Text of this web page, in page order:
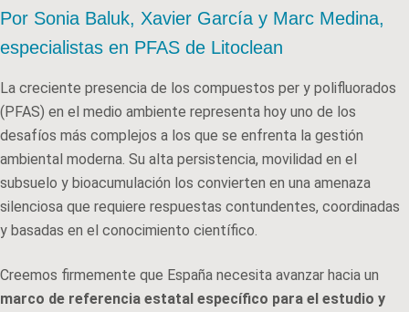
Por Sonia Baluk, Xavier García y Marc Medina,
especialistas en PFAS de Litoclean
La creciente presencia de los compuestos per y polifluorados
(PFAS) en el medio ambiente representa hoy uno de los
desafíos más complejos a los que se enfrenta la gestión
ambiental moderna. Su alta persistencia, movilidad en el
subsuelo y bioacumulación los convierten en una amenaza
silenciosa que requiere respuestas contundentes, coordinadas
y basadas en el conocimiento científico.
Creemos firmemente que España necesita avanzar hacia un
marco de referencia estatal específico para el estudio y